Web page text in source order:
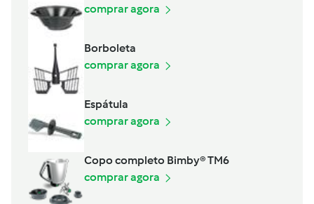
comprar agora
Borboleta
comprar agora
Espátula
comprar agora
Copo completo Bimby® TM6
comprar agora